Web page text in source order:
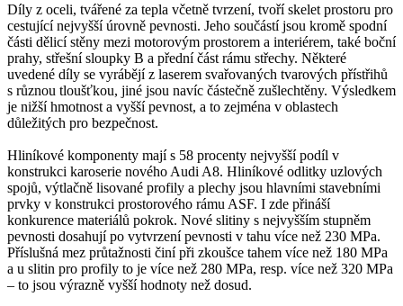
Díly z oceli, tvářené za tepla včetně tvrzení, tvoří skelet prostoru pro
cestující nejvyšší úrovně pevnosti. Jeho součástí jsou kromě spodní
části dělicí stěny mezi motorovým prostorem a interiérem, také boční
prahy, střešní sloupky B a přední část rámu střechy. Některé
uvedené díly se vyrábějí z laserem svařovaných tvarových přístřihů
s různou tloušťkou, jiné jsou navíc částečně zušlechtěny. Výsledkem
je nižší hmotnost a vyšší pevnost, a to zejména v oblastech
důležitých pro bezpečnost.
Hliníkové komponenty mají s 58 procenty nejvyšší podíl v
konstrukci karoserie nového Audi A8. Hliníkové odlitky uzlových
spojů, výtlačně lisované profily a plechy jsou hlavními stavebními
prvky v konstrukci prostorového rámu ASF. I zde přináší
konkurence materiálů pokrok. Nové slitiny s nejvyšším stupněm
pevnosti dosahují po vytvrzení pevnosti v tahu více než 230 MPa.
Příslušná mez průtažnosti činí při zkoušce tahem více než 180 MPa
a u slitin pro profily to je více než 280 MPa, resp. více než 320 MPa
– to jsou výrazně vyšší hodnoty než dosud.